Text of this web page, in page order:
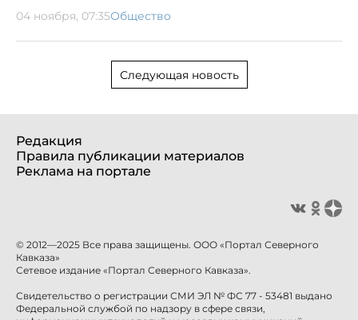
04 ноября, 07:35Общество
Следующая новость
Редакция
Правила публикации материалов
Реклама на портале
© 2012—2025 Все права защищены. ООО «Портал Северного
Кавказа»
Сетевое издание «Портал Северного Кавказа».
Свидетельство о регистрации СМИ ЭЛ № ФС 77 - 53481 выдано
Федеральной службой по надзору в сфере связи,